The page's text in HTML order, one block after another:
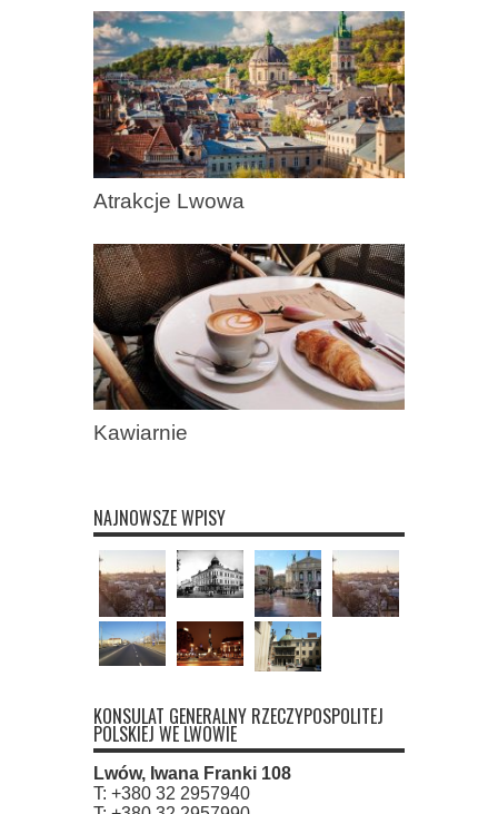
Atrakcje Lwowa
Kawiarnie
NAJNOWSZE WPISY
KONSULAT GENERALNY RZECZYPOSPOLITEJ
POLSKIEJ WE LWOWIE
Lwów, Iwana Franki 108
T: +380 32 2957940